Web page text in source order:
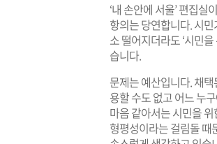
‘내 손안에 서울’ 편집
항의는 당연합니다. 시
소 떨어지더라도 ‘시민
습니다.
문제는 예산입니다. 채
용할 수도 없고 어느 누
마음 같아서는 시민을
형평성이라는 걸림돌 때